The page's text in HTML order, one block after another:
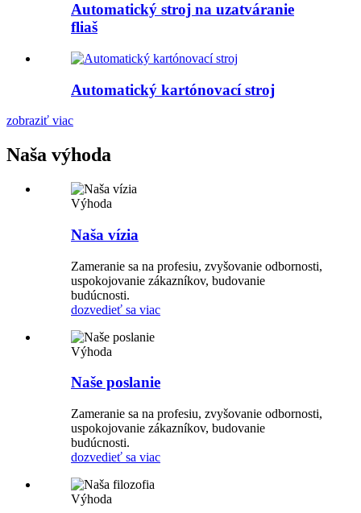
Automatický stroj na uzatváranie
fliaš
Automatický kartónovací stroj
zobraziť viac
Naša výhoda
Výhoda
Naša vízia
Zameranie sa na profesiu, zvyšovanie odbornosti,
uspokojovanie zákazníkov, budovanie
budúcnosti.
dozvedieť sa viac
Výhoda
Naše poslanie
Zameranie sa na profesiu, zvyšovanie odbornosti,
uspokojovanie zákazníkov, budovanie
budúcnosti.
dozvedieť sa viac
Výhoda